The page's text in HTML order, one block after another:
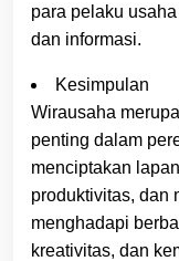
para pelaku
dan informasi.
Kesimpulan
Wirausaha
penting dalam
menciptakan
produktivitas, dan
menghadapi
kreativitas, dan